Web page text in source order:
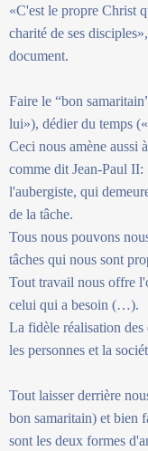
«C'est le propre Christ
charité de ses
document.
Faire le “bon
lui»), dédier du temps
Ceci nous amène aussi
comme dit Jean-Paul
l'aubergiste, qui
de la tâche.
Tous nous pouvons
tâches qui nous sont
Tout travail nous offre
celui qui a besoin (…).
La fidèle réalisation des
les personnes et la
Tout laisser derrière
bon samaritain) et bien
sont les deux formes